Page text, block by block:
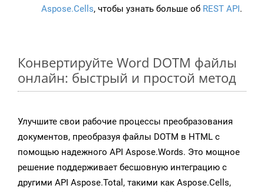
Aspose.Cells, чтобы узнать больше об REST API.
Конвертируйте Word DOTM файлы
онлайн: быстрый и простой метод
Улучшите свои рабочие процессы преобразования
документов, преобразуя файлы DOTM в HTML с
помощью надежного API Aspose.Words. Это мощное
решение поддерживает бесшовную интеграцию с
другими API Aspose.Total, такими как Aspose.Cells,